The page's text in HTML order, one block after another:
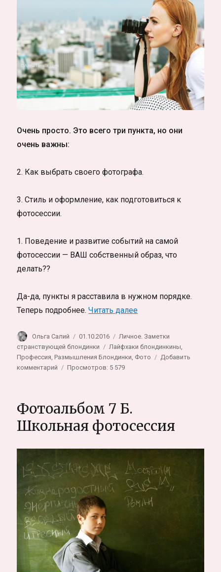
Очень просто. Это всего три пункта, но они
очень важны:
2. Как выбрать своего фотографа.
3. Стиль и оформление, как подготовиться к
фотосессии.
1. Поведение и развитие событий на самой
фотосессии — ВАШ собственный образ, что
делать??
Да-да, пункты я расставила в нужном порядке.
Теперь подробнее.Читать далее«Как правильно
Автор
Ольга Салий Опубликовано
01.10.2016 Рубрики
Личное. Заметки
странствующей блондинки
Метки
Лайфхаки блондинкины,
Профессия,Размышления Блондинки, Фото
Добавить
комментарий
фотографироваться
Как
фотографа
Просмотров: 5 579
Фотоальбом 7 Б.
Школьная фотосессия